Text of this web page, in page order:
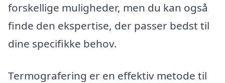
forskellige muligheder, men du kan også
finde den ekspertise, der passer bedst til
dine specifikke behov.
Termografering er en effektiv metode til